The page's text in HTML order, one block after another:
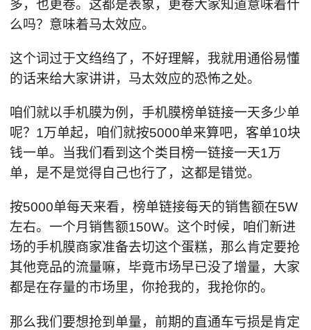
多，也更卷。这都是表象，更卷大家知道意味着什
么吗？意味着马太效应。
这个词过于文绉绉了，不好理解，我就用通俗易懂
的话来给大家讲讲，马太效应的恐怖之处。
咱们就以手机膜为例，手机膜榜单链接一天多少单
呢？1万单起，咱们就按5000单来算吧，客单10块
钱一单。当我们看到这个类目榜一链接一天1万
单，是不是觉得自己也行了，这都是错觉。
按5000单每天来看，榜单链接每天的销售额在5W
左右。一个月销售额150W。这个时候，咱们新进
场的手机膜商家准备去切这个蛋糕，那么肯定要抢
其他竞品的流量嘛，毕竟市场早已没了增量，大家
都是在存量的市场里，你抢我的，我抢你的。
那么我们要想抢到单量，前期的直通车亏损是肯定